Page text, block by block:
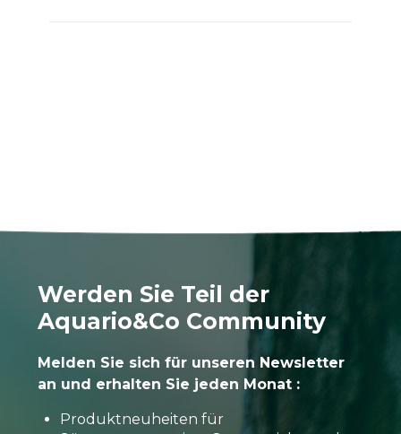
Werden Sie Teil der
Aquario&Co Community
Melden Sie sich für unseren Newsletter
an und erhalten Sie jeden Monat :
Produktneuheiten für